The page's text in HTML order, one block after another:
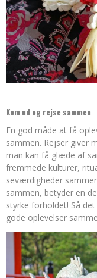
Kom ud og rejse sammen
En god måde at få
sammen. Rejser giver
man kan få glæde af
fremmede kulturer,
seværdigheder
sammen, betyder en
styrke forholdet! Så
gode oplevelser